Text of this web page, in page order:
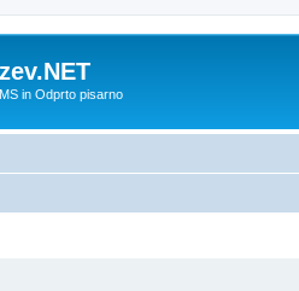
in Odprto pisarno